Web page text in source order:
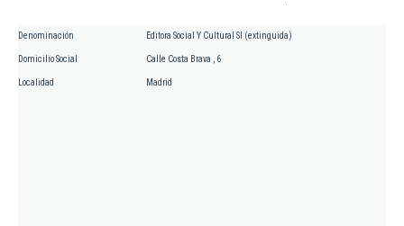
Denominación Editora Social Y Cultural Sl (extinguida)
Domicilio Social Calle Costa Brava , 6
Localidad Madrid